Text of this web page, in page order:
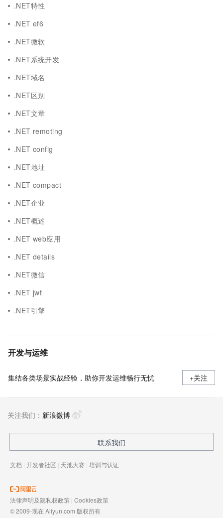
.NET特性
.NET ef6
.NET微软
.NET系统开发
.NET域名
.NET区别
.NET文章
.NET remoting
.NET config
.NET地址
.NET compact
.NET企业
.NET概述
.NET web应用
.NET details
.NET微信
.NET jwt
.NET引擎
开发与运维
集结各类场景实战经验，助你开发运维畅行无忧 +关注
关注我们： 新浪微博
联系我们
文档 | 开发者社区 | 天池大赛 | 培训与认证
法律声明及隐私权政策 | Cookies政策
© 2009-现在 Aliyun.com 版权所有